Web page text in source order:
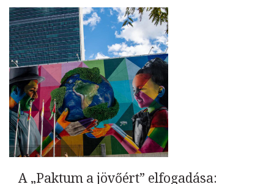
A „Paktum a jövőért” elfogadása: